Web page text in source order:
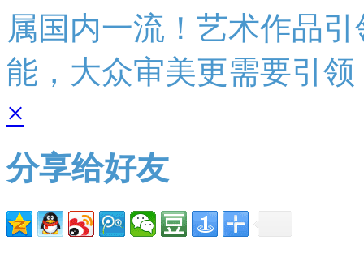
属国内一流！艺术作品
能，大众审美更需要引
×
分享给好友